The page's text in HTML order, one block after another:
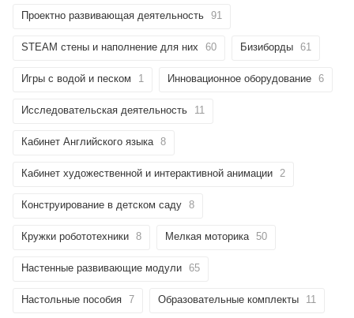
Проектно развивающая деятельность 91
STEAM стены и наполнение для них 60 Бизиборды 61
Игры с водой и песком 1 Инновационное оборудование 6
Исследовательская деятельность 11
Кабинет Английского языка 8
Кабинет художественной и интерактивной анимации 2
Конструирование в детском саду 8
Кружки робототехники 8 Мелкая моторика 50
Настенные развивающие модули 65
Настольные пособия 7 Образовательные комплекты 11